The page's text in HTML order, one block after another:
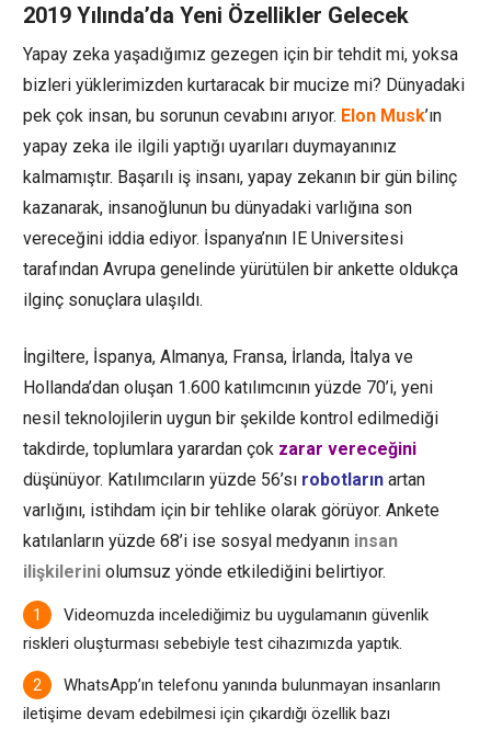
2019 Yılında’da Yeni Özellikler Gelecek
Yapay zeka yaşadığımız gezegen için bir tehdit mi, yoksa
bizleri yüklerimizden kurtaracak bir mucize mi? Dünyadaki
pek çok insan, bu sorunun cevabını arıyor. Elon Musk’ın
yapay zeka ile ilgili yaptığı uyarıları duymayanınız
kalmamıştır. Başarılı iş insanı, yapay zekanın bir gün bilinç
kazanarak, insanoğlunun bu dünyadaki varlığına son
vereceğini iddia ediyor. İspanya’nın IE Universitesi
tarafından Avrupa genelinde yürütülen bir ankette oldukça
ilginç sonuçlara ulaşıldı.
İngiltere, İspanya, Almanya, Fransa, İrlanda, İtalya ve
Hollanda’dan oluşan 1.600 katılımcının yüzde 70’i, yeni
nesil teknolojilerin uygun bir şekilde kontrol edilmediği
takdirde, toplumlara yarardan çok zarar vereceğini
düşünüyor. Katılımcıların yüzde 56’sı robotların artan
varlığını, istihdam için bir tehlike olarak görüyor. Ankete
katılanların yüzde 68’i ise sosyal medyanın insan
ilişkilerini olumsuz yönde etkilediğini belirtiyor.
Videomuzda incelediğimiz bu uygulamanın güvenlik
riskleri oluşturması sebebiyle test cihazımızda yaptık.
WhatsApp’ın telefonu yanında bulunmayan insanların
iletişime devam edebilmesi için çıkardığı özellik bazı